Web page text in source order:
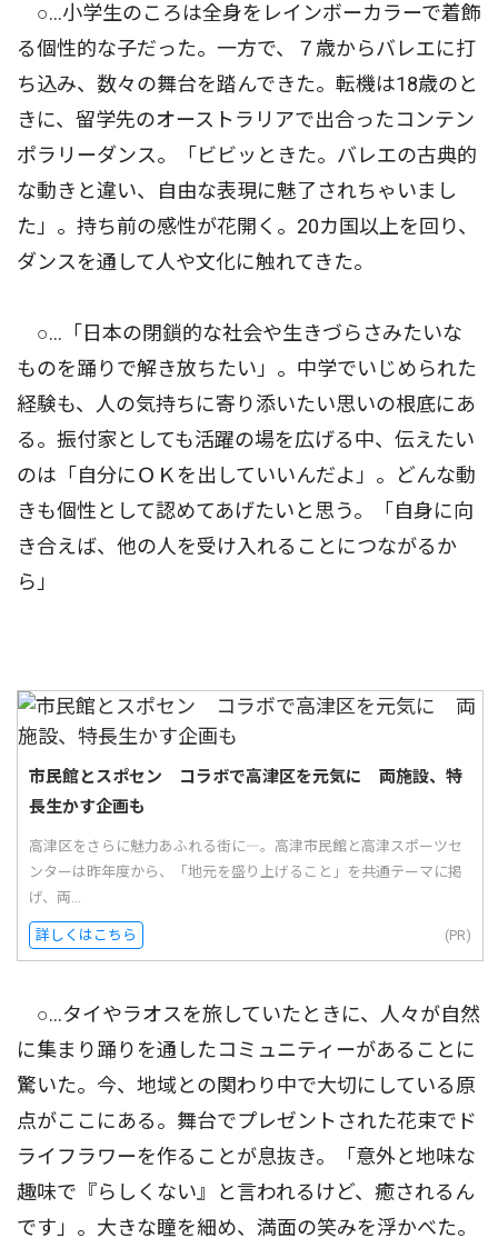
○…小学生のころは全身をレインボーカラーで着飾
る個性的な子だった。一方で、７歳からバレエに打
ち込み、数々の舞台を踏んできた。転機は18歳のと
きに、留学先のオーストラリアで出合ったコンテン
ポラリーダンス。「ビビッときた。バレエの古典的
な動きと違い、自由な表現に魅了されちゃいまし
た」。持ち前の感性が花開く。20カ国以上を回り、
ダンスを通して人や文化に触れてきた。
○…「日本の閉鎖的な社会や生きづらさみたいな
ものを踊りで解き放ちたい」。中学でいじめられた
経験も、人の気持ちに寄り添いたい思いの根底にあ
る。振付家としても活躍の場を広げる中、伝えたい
のは「自分にＯＫを出していいんだよ」。どんな動
きも個性として認めてあげたいと思う。「自身に向
き合えば、他の人を受け入れることにつながるか
ら」
市民館とスポセン コラボで高津区を元気に 両施設、特
長生かす企画も
高津区をさらに魅力あふれる街に―。高津市民館と高津スポーツセ
ンターは昨年度から、「地元を盛り上げること」を共通テーマに掲
げ、両...
詳しくはこちら (PR)
○…タイやラオスを旅していたときに、人々が自然
に集まり踊りを通したコミュニティーがあることに
驚いた。今、地域との関わり中で大切にしている原
点がここにある。舞台でプレゼントされた花束でド
ライフラワーを作ることが息抜き。「意外と地味な
趣味で『らしくない』と言われるけど、癒されるん
です」。大きな瞳を細め、満面の笑みを浮かべた。